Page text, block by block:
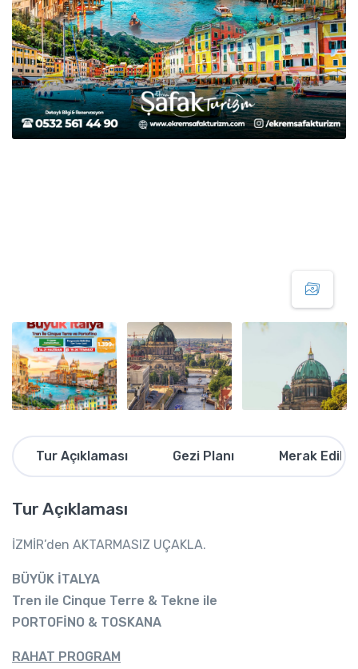
Tur Açıklaması Gezi Planı Merak
Tur Açıklaması
İZMİR’den AKTARMASIZ UÇAKLA.
BÜYÜK İTALYA
Tren ile Cinque Terre & Tekne ile
PORTOFİNO & TOSKANA
RAHAT PROGRAM